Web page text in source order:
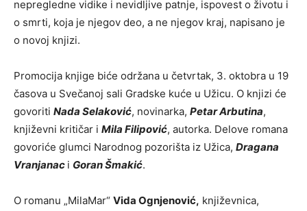
nepregledne vidike i nevidljive patnje, ispovest o životu i
o smrti, koja je njegov deo, a ne njegov kraj, napisano je
o novoj knjizi.
Promocija knjige biće održana u četvrtak, 3. oktobra u 19
časova u Svečanoj sali Gradske kuće u Užicu. O knjizi će
govoriti Nada Selaković, novinarka, Petar Arbutina,
književni kritičar i Mila Filipović, autorka. Delove romana
govoriće glumci Narodnog pozorišta iz Užica, Dragana
Vranjanac i Goran Šmakić.
O romanu „MilaMar“ Vida Ognjenović, književnica,